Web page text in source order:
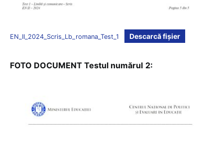
EN_II_2024_Scris_Lb_romana_Test_1 Descarcă fișier
FOTO DOCUMENT Testul numărul 2: